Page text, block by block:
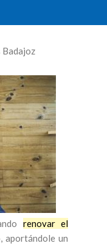
Badajoz
renovar el
aportándole un